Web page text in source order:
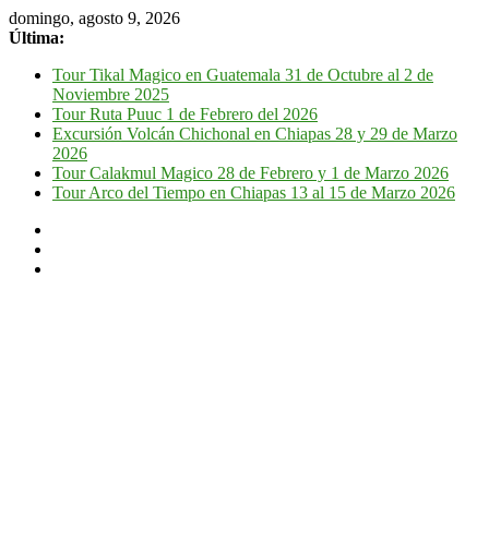
domingo, agosto 9, 2026
Última:
Tour Tikal Magico en Guatemala 31 de Octubre al 2 de
Noviembre 2025
Tour Ruta Puuc 1 de Febrero del 2026
Excursión Volcán Chichonal en Chiapas 28 y 29 de Marzo
2026
Tour Calakmul Magico 28 de Febrero y 1 de Marzo 2026
Tour Arco del Tiempo en Chiapas 13 al 15 de Marzo 2026